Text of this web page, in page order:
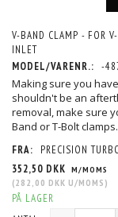
V-BAND CLAMP - FOR
INLET
MODEL/VARENR.: -
Making sure you
shouldn't be an
removal, make sure
Band or T-Bolt clamps.
FRA:
PRECISION
352,50 DKK M/MOMS
(282,00 DKK U/MOMS )
PÅ LAGER